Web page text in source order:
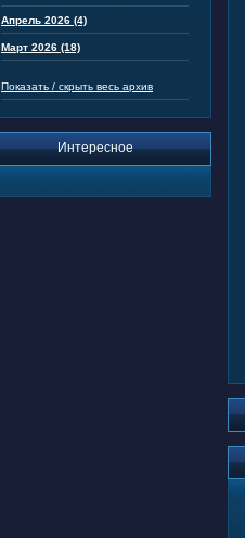
Апрель 2026 (4)
Март 2026 (18)
Показать / скрыть весь архив
Интересное